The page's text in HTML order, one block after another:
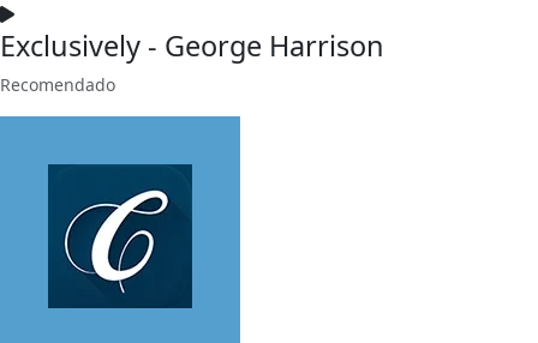
Exclusively - George Harrison
Recomendado